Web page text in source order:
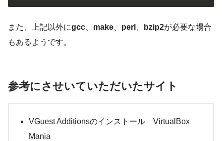
また、上記以外にgcc make perl bzip2が必要な場合
もあるようです。
参考にさせいていただいたサイト
VGuest Additionsのインストール VirtualBox
Mania